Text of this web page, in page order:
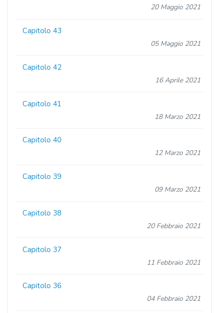
20 Maggio 2021
Capitolo 43
05 Maggio 2021
Capitolo 42
16 Aprile 2021
Capitolo 41
18 Marzo 2021
Capitolo 40
12 Marzo 2021
Capitolo 39
09 Marzo 2021
Capitolo 38
20 Febbraio 2021
Capitolo 37
11 Febbraio 2021
Capitolo 36
04 Febbraio 2021